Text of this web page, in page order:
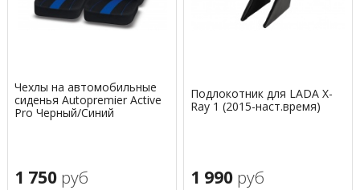
Чехлы на автомобильные
сиденья Autopremier Active
Pro Черный/Синий
1 750 руб
Подлокотник для LADA X-
Ray 1 (2015-наст.время)
1 990 руб